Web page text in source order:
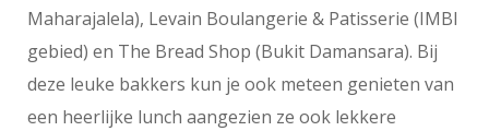
Maharajalela), Levain Boulangerie & Patisserie (IMBI
gebied) en The Bread Shop (Bukit Damansara). Bij
deze leuke bakkers kun je ook meteen genieten van
een heerlijke lunch aangezien ze ook lekkere